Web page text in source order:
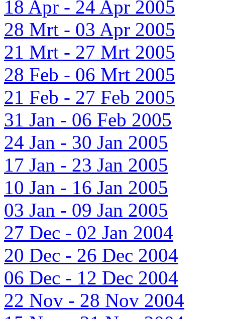
18 Apr - 24 Apr 2005
28 Mrt - 03 Apr 2005
21 Mrt - 27 Mrt 2005
28 Feb - 06 Mrt 2005
21 Feb - 27 Feb 2005
31 Jan - 06 Feb 2005
24 Jan - 30 Jan 2005
17 Jan - 23 Jan 2005
10 Jan - 16 Jan 2005
03 Jan - 09 Jan 2005
27 Dec - 02 Jan 2004
20 Dec - 26 Dec 2004
06 Dec - 12 Dec 2004
22 Nov - 28 Nov 2004